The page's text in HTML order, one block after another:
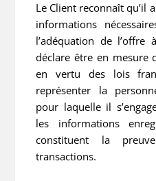
Le Client reconnaît qu’il
informations
l’adéquation de l’offre
déclare être en mesure
en vertu des lois
représenter la
pour laquelle il
les informations
constituent la
transactions.